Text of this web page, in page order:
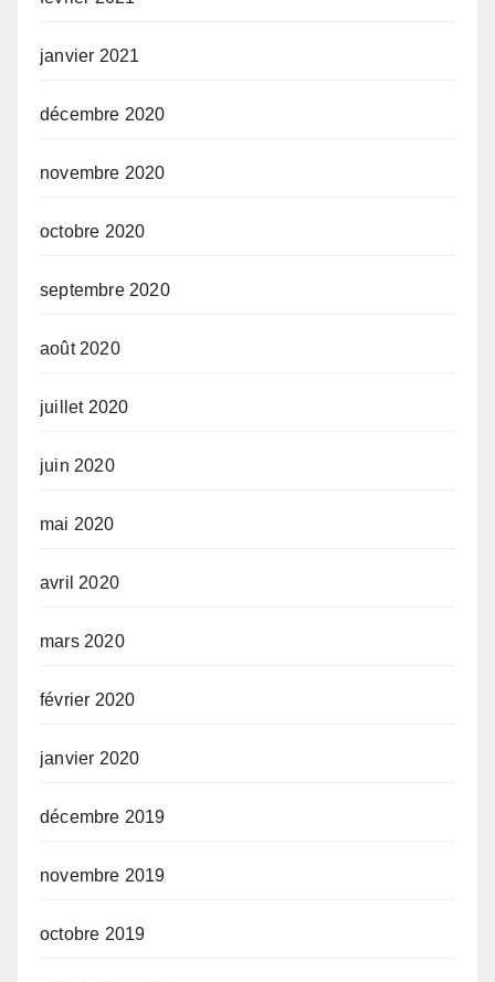
janvier 2021
décembre 2020
novembre 2020
octobre 2020
septembre 2020
août 2020
juillet 2020
juin 2020
mai 2020
avril 2020
mars 2020
février 2020
janvier 2020
décembre 2019
novembre 2019
octobre 2019